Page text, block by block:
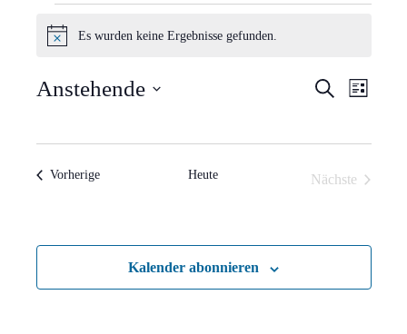
Veranstaltungen
Hinweis
Es wurden keine Ergebnisse gefunden.
SucheListe
Anstehende
wählen.
VorherigeVeranstaltungen Heute
Nächste
Kalender abonnieren